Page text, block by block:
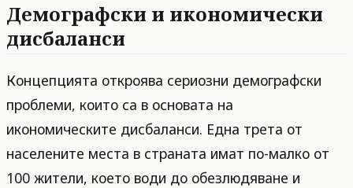
Демографски и икономически
дисбаланси
Концепцията откроява сериозни демографски
проблеми, които са в основата на
икономическите дисбаланси. Една трета от
населените места в страната имат по-малко от
100 жители, което води до обезлюдяване и